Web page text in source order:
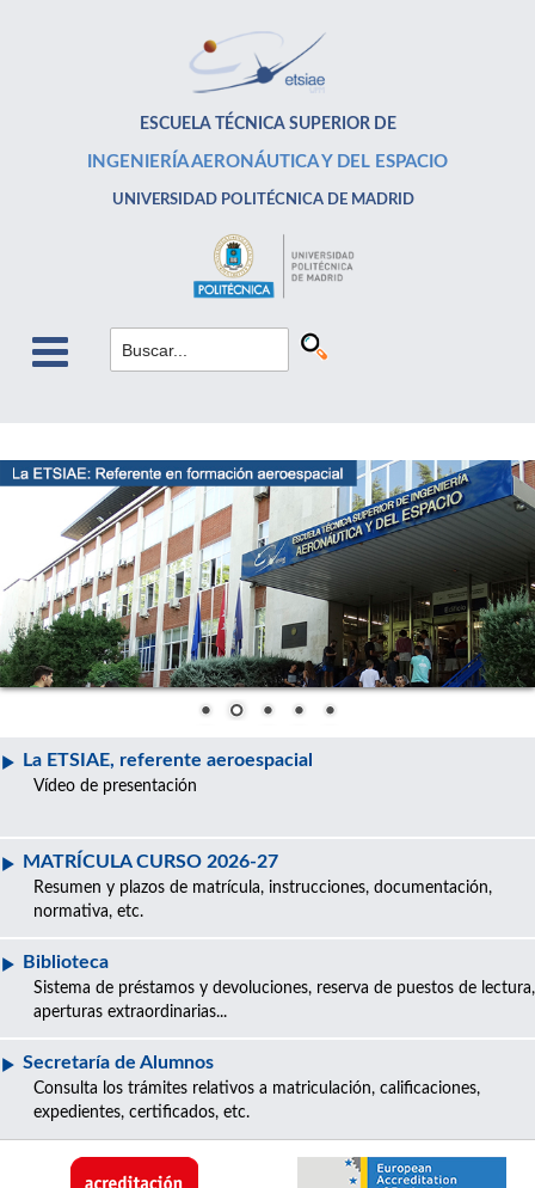
ESCUELA TÉCNICA SUPERIOR DE
INGENIERÍA AERONÁUTICA Y DEL ESPACIO
UNIVERSIDAD POLITÉCNICA DE MADRID
La ETSIAE, referente aeroespacial
Vídeo de presentación
MATRÍCULA CURSO 2026-27
Resumen y plazos de matrícula, instrucciones, documentación,
normativa, etc.
Biblioteca
Sistema de préstamos y devoluciones, reserva de puestos de lectura,
aperturas extraordinarias...
Secretaría de Alumnos
Consulta los trámites relativos a matriculación, calificaciones,
expedientes, certificados, etc.